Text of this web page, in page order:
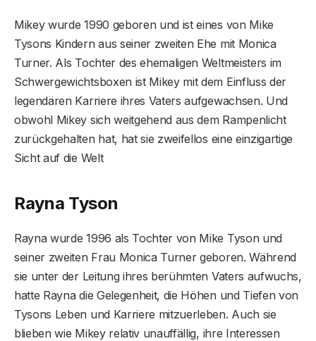
Mikey wurde 1990 geboren und ist eines von Mike
Tysons Kindern aus seiner zweiten Ehe mit Monica
Turner. Als Tochter des ehemaligen Weltmeisters im
Schwergewichtsboxen ist Mikey mit dem Einfluss der
legendären Karriere ihres Vaters aufgewachsen. Und
obwohl Mikey sich weitgehend aus dem Rampenlicht
zurückgehalten hat, hat sie zweifellos eine einzigartige
Sicht auf die Welt
Rayna Tyson
Rayna wurde 1996 als Tochter von Mike Tyson und
seiner zweiten Frau Monica Turner geboren. Während
sie unter der Leitung ihres berühmten Vaters aufwuchs,
hatte Rayna die Gelegenheit, die Höhen und Tiefen von
Tysons Leben und Karriere mitzuerleben. Auch sie
blieben wie Mikey relativ unauffällig, ihre Interessen